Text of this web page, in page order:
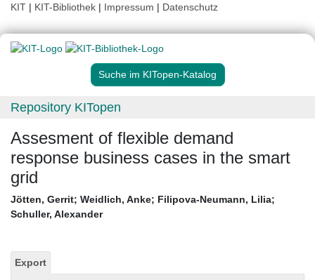
KIT | KIT-Bibliothek | Impressum | Datenschutz
Suche im KITopen-Katalog
Repository KITopen
Assesment of flexible demand
response business cases in the smart
grid
Jötten, Gerrit; Weidlich, Anke; Filipova-Neumann, Lilia;
Schuller, Alexander
Export